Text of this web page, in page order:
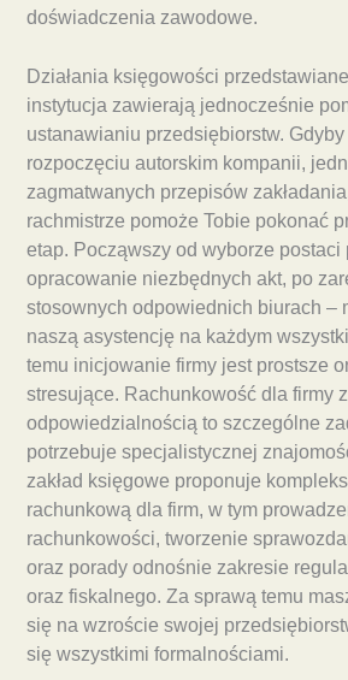
doświadczenia zawodowe.
Działania księgowości
instytucja zawierają jednocześnie
ustanawianiu przedsiębiorstw.
rozpoczęciu autorskim kompanii,
zagmatwanych przepisów
rachmistrze pomoże Tobie pokonać
etap. Począwszy od wyborze postaci
opracowanie niezbędnych akt, po
stosownych odpowiednich biurach –
naszą asystencję na każdym
temu inicjowanie firmy jest prostsze
stresujące. Rachunkowość dla firmy
odpowiedzialnością to szczególne
potrzebuje specjalistycznej
zakład księgowe proponuje
rachunkową dla firm, w tym
rachunkowości, tworzenie
oraz porady odnośnie zakresie
oraz fiskalnego. Za sprawą temu
się na wzroście swojej
się wszystkimi formalnościami.